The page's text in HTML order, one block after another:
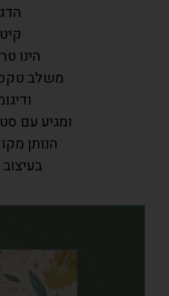
הינו
משלב
ומגיע עם
הנותן